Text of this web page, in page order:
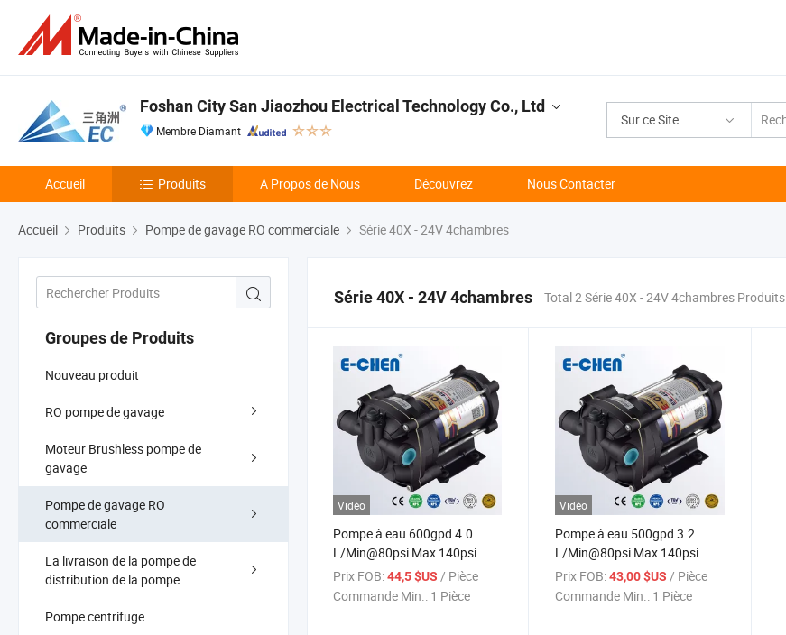
Sur ce Site
Foshan City San Jiaozhou Electrical Technology Co., Ltd
Membre Diamant
Accueil Produits A Propos de Nous Découvrez Nous Contacter
Accueil Produits Pompe de gavage RO commerciale Série 40X - 24V 4chambres
Groupes de Produits
Nouveau produit
RO pompe de gavage
Moteur Brushless pompe de
gavage
Pompe de gavage RO
commerciale
La livraison de la pompe de
distribution de la pompe
Pompe centrifuge
Série 40X - 24V 4chambres Total 2 Série 40X - 24V 4chambres Produits
Vidéo
Pompe à eau 600gpd 4.0
L/Min@80psi Max 140psi
Osmose inverse commerciale
Ec600AC
Prix FOB:44,5 $US / Pièce
Commande Min.: 1 Pièce
Vidéo
Pompe à eau 500gpd 3.2
L/Min@80psi Max 140psi
Ec405
Prix FOB: 43,00 $US/ Pièce
Commande Min.: 1 Pièce